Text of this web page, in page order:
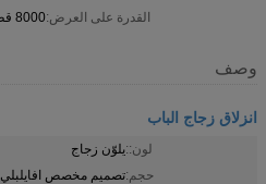
القدرة على العرض:8000 قطعة في الشهر
وصف
انزلاق زجاج الباب
لون::يلوّن زجاج
حجم:تصميم مخصص افايلبلي